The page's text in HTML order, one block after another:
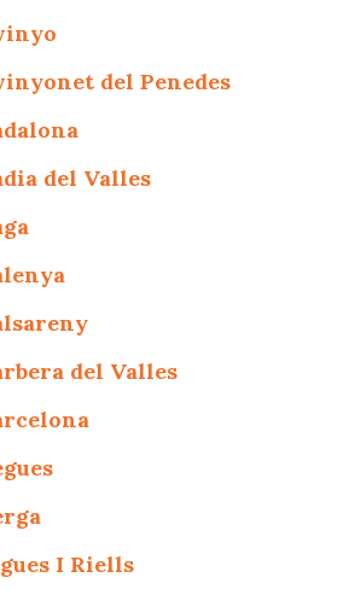
del Penedes
del Valles
del Valles
I Riells